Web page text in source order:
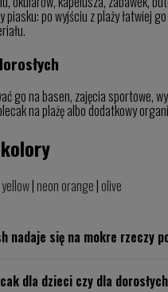
po wyjściu z plaży łatwiej
go na basen, zajęcia sportowe,
na plażę albo dodatkowy
| neon orange| olive
nadaje się na mokre rzeczy
dla dzieci czy dla